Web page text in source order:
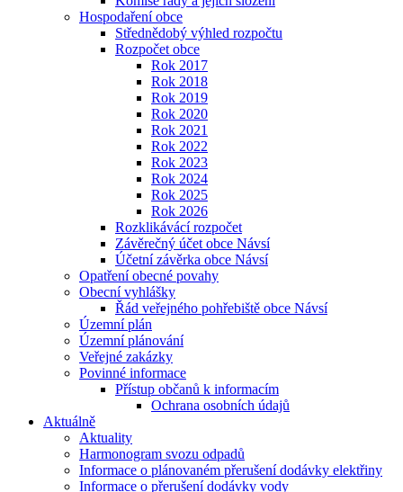
Hospodaření obce
Střednědobý výhled rozpočtu
Rozpočet obce
Rok 2017
Rok 2018
Rok 2019
Rok 2020
Rok 2021
Rok 2022
Rok 2023
Rok 2024
Rok 2025
Rok 2026
Rozklikávácí rozpočet
Závěrečný účet obce Návsí
Účetní závěrka obce Návsí
Opatření obecné povahy
Obecní vyhlášky
Řád veřejného pohřebiště obce Návsí
Územní plán
Územní plánování
Veřejné zakázky
Povinné informace
Přístup občanů k informacím
Ochrana osobních údajů
Aktuálně
Aktuality
Harmonogram svozu odpadů
Informace o plánovaném přerušení dodávky elektřiny
Informace o přerušení dodávky vody